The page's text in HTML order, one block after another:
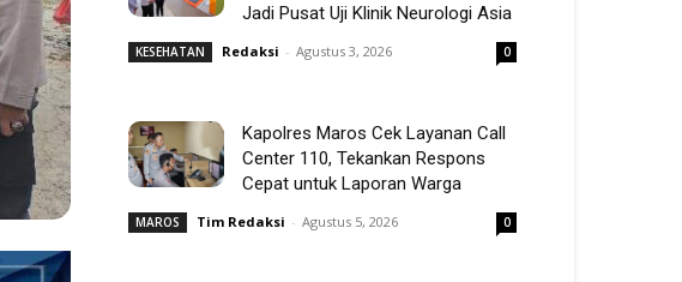
Jadi Pusat Uji Klinik Neurologi Asia
KESEHATAN Redaksi - Agustus 3, 2026 0
Kapolres Maros Cek Layanan Call
Center 110, Tekankan Respons
Cepat untuk Laporan Warga
MAROS Tim Redaksi - Agustus 5, 2026 0